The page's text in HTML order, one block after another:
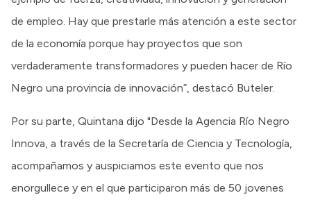
de empleo. Hay que prestarle más atención a este sector
de la economía porque hay proyectos que son
verdaderamente transformadores y pueden hacer de Río
Negro una provincia de innovación”, destacó Buteler.
Por su parte, Quintana dijo "Desde la Agencia Río Negro
Innova, a través de la Secretaría de Ciencia y Tecnología,
acompañamos y auspiciamos este evento que nos
enorgullece y en el que participaron más de 50 jovenes